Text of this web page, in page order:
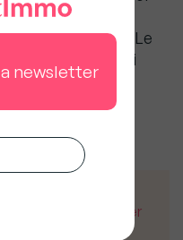
de la
immobiliers. Le
doit aussi
: entre 0 à 1,2%
aidez-nous à rester
newsletter